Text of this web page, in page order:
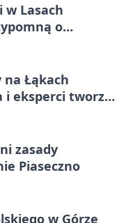
w Lasach
o
na Łąkach
i eksperci tworzą
zasady
Piaseczno
w Górze